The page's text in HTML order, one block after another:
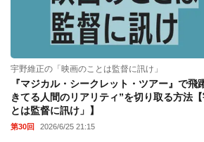
宇野維正の「映画のことは監督に訊け」
『マジカル・シークレット・ツアー』で飛
きてる人間のリアリティ”を切り取る方法
とは監督に訊け」】
第30回 2026/6/25 21:15